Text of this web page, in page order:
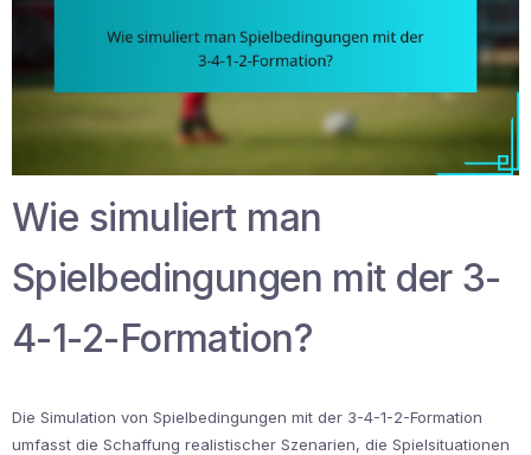
Wie simuliert man
Spielbedingungen mit der 3-
4-1-2-Formation?
Die Simulation von Spielbedingungen mit der 3-4-1-2-Formation
umfasst die Schaffung realistischer Szenarien, die Spielsituationen